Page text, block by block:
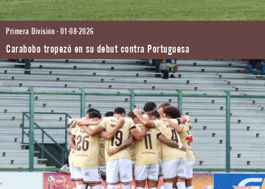
Primera División - 01-08-2026
Carabobo tropezó en su debut contra Portuguesa